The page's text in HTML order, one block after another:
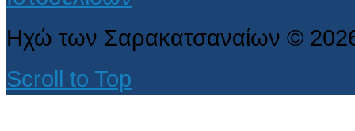
Ηχώ των Σαρακατσαναίων ©
Scroll to Top